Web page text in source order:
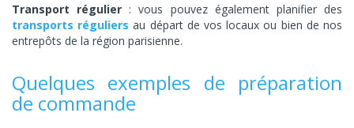
Transport régulier : vous pouvez également planifier des
transports réguliers au départ de vos locaux ou bien de nos
entrepôts de la région parisienne.
Quelques exemples de préparation
de commande